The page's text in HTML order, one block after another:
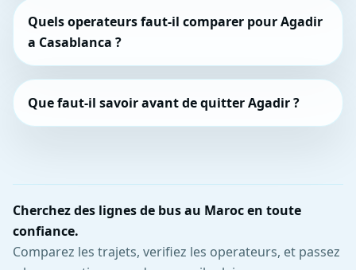
Quels operateurs faut-il comparer pour Agadir
a Casablanca ?
Que faut-il savoir avant de quitter Agadir ?
Cherchez des lignes de bus au Maroc en toute
confiance.
Comparez les trajets, verifiez les operateurs, et passez